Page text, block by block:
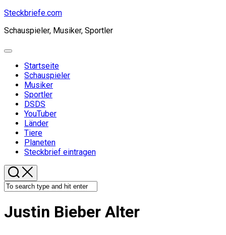
Skip
content
Steckbriefe.com
Schauspieler, Musiker, Sportler
Expand
Startseite
Schauspieler
Musiker
Sportler
DSDS
YouTuber
Länder
Tiere
Planeten
Steckbrief eintragen
Justin Bieber Alter